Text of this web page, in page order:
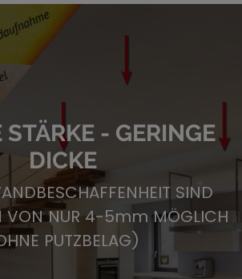
STÄRKE - GERINGE
DICKE
SIND
VON NUR 4-5mm MÖGLICH
PUTZBELAG)